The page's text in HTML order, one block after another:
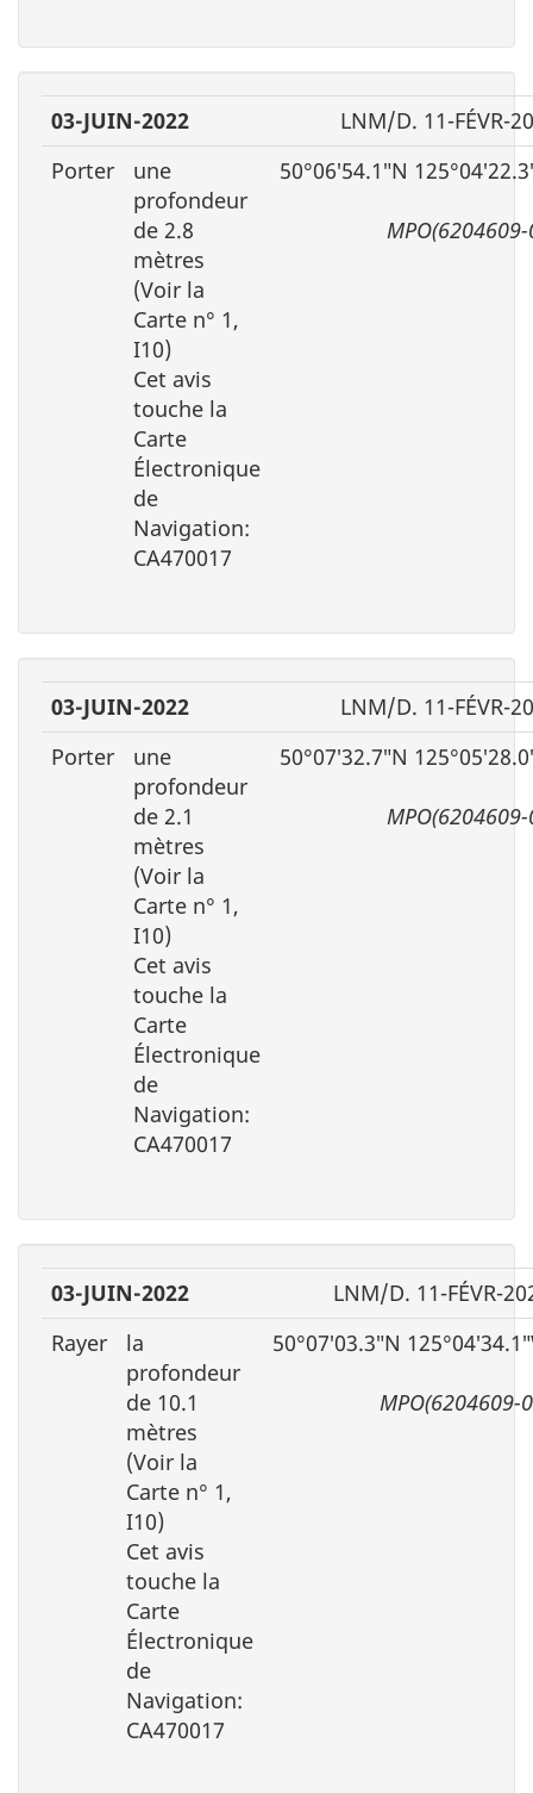
03-JUIN-2022
LNM/D. 11-FÉVR-
Porter
une
profondeur
de 2.8
mètres
(Voir la
Carte n° 1,
I10)
Cet avis
touche la
Carte
Électronique
de
Navigation:
CA470017
50°06′54.1″N
03-JUIN-2022
LNM/D. 11-FÉVR-
Porter
une
profondeur
de 2.1
mètres
(Voir la
Carte n° 1,
I10)
Cet avis
touche la
Carte
Électronique
de
Navigation:
CA470017
50°07′32.7″N
03-JUIN-2022
LNM/D. 11-FÉVR-
Rayer
la
profondeur
de 10.1
mètres
(Voir la
Carte n° 1,
I10)
Cet avis
touche la
Carte
Électronique
de
Navigation:
CA470017
50°07′03.3″N
MPO(6204609-